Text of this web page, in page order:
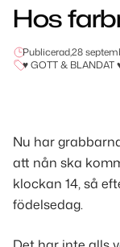
Hos
Publicerad,28
♥ GOTT & BLANDAT
Nu har
att nån ska
klockan 14, så
födelsedag.